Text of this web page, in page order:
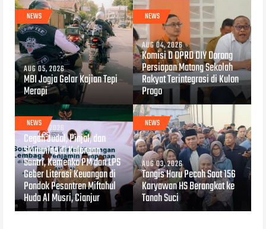
NEWS
AUG 05, 2026
MBI Jogja Gelar Kajian Tepi
Merapi
NEWS
AUG 04, 2026
Komisi D DPRD DIY Dorong
Persiapan Matang Sekolah
Rakyat Terintegrasi di Kulon
Progo
NEWS
AUG 04, 2026
Cegah Judol, Pinjol, dan
Skimming di Kalangan
Santri, Kemenko PM dan LPS
Geber Literasi Keuangan di
Pondok Pesantren Miftahul
Huda Al Musri, Cianjur
NEWS
AUG 03, 2026
Tangis Haru Pecah Saat 156
Karyawan HS Berangkat ke
Tanah Suci